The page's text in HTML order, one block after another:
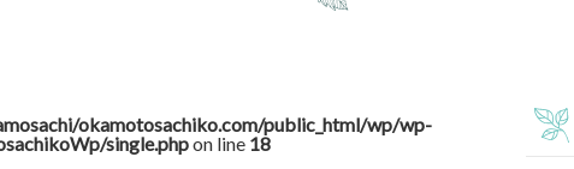
okamotosachiko.com/public_html/wp/wp-
single.phpon line 18